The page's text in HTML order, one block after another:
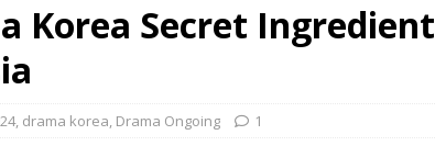
Korea Secret Ingredient
, drama korea, Drama Ongoing 1